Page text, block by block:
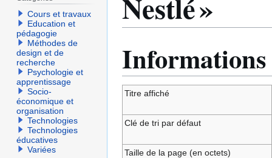
navigation
recherche
Informations
Titre affiché
Clé de tri par défaut
Taille de la page (en octets)
Cours et travaux
Education et
pédagogie
Méthodes de
design et de
recherche
Psychologie et
apprentissage
Socio-
économique et
organisation
Technologies
Technologies
éducatives
Variées